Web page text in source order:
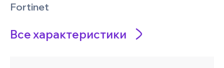
Fortinet
Все характеристики